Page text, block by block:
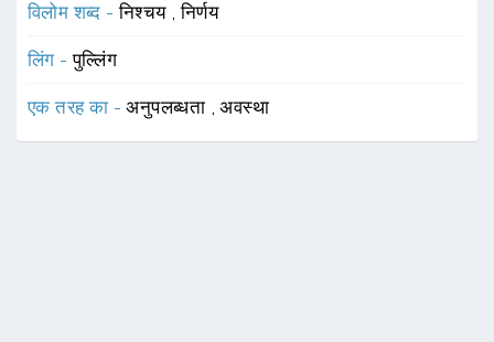
विलोम शब्द -निश्चय ,निर्णय
लिंग -पुल्लिंग
एक तरह का -अनुपलब्धता ,अवस्था